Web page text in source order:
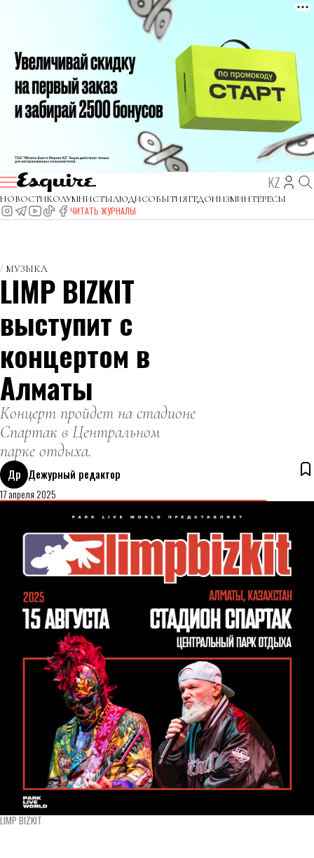
KZ
НОВОСТИКОЛУМНИСТЫЛЮДИСОБЫТИЯГЕДОНИЗМИНТЕРЕСЫ
ЧИТАТЬ ЖУРНАЛЫ
МУЗЫКА
LIMP BIZKIT
выступит с
концертом в
Алматы
Концерт пройдет на стадионе
Спартак в Центральном
парке отдыха.
Др Дежурный редактор
17 апреля 2025
LIMP BIZKIT